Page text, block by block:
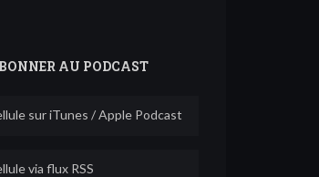
AU PODCAST
sur iTunes / Apple Podcast
via flux RSS